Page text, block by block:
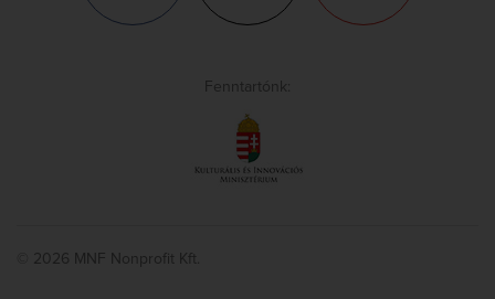
Fenntartónk:
© 2026 MNF Nonprofit Kft.